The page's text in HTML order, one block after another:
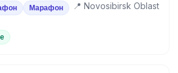
Марафон
📍 Novosibirsk Oblast